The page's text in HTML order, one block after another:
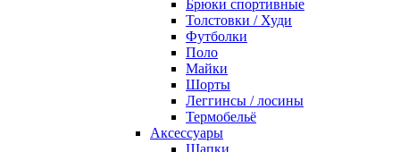
Брюки спортивные
Толстовки / Худи
Футболки
Поло
Майки
Шорты
Леггинсы / лосины
Термобельё
Аксессуары
Шапки